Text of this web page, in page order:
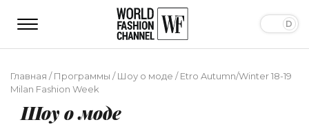
Главная /Программы /Шоу о моде /Etro Autumn/Winter 18-19
Milan Fashion Week
Шоу о моде